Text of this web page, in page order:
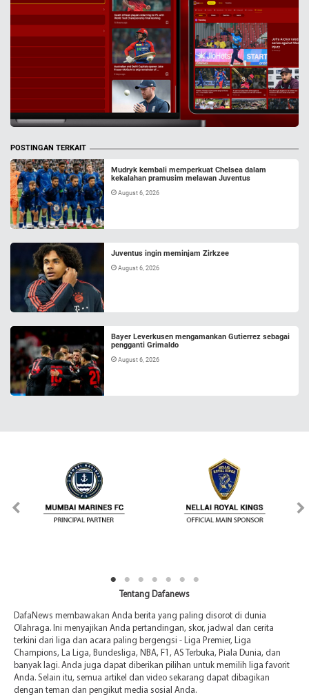
POSTINGAN TERKAIT
Mudryk kembali memperkuat Chelsea dalam
kekalahan pramusim melawan Juventus
August 6, 2026
Juventus ingin meminjam Zirkzee
August 6, 2026
Bayer Leverkusen mengamankan Gutierrez sebagai
pengganti Grimaldo
August 6, 2026
Tentang Dafanews
DafaNews membawakan Anda berita yang paling disorot di dunia
Olahraga. Ini menyajikan Anda pertandingan, skor, jadwal dan cerita
terkini dari liga dan acara paling bergengsi - Liga Premier, Liga
Champions, La Liga, Bundesliga, NBA, F1, AS Terbuka, Piala Dunia, dan
banyak lagi. Anda juga dapat diberikan pilihan untuk memilih liga favorit
Anda. Selain itu, semua artikel dan video sekarang dapat dibagikan
dengan teman dan pengikut media sosial Anda.